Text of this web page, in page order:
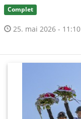
Complet
25. mai 2026 - 11:10